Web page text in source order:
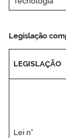
Legislação
LEGISLAÇÃO
Lei n°